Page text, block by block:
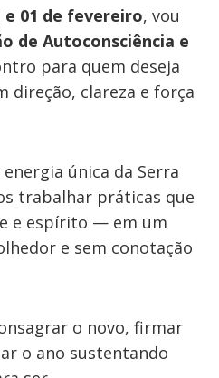
e 01 de fevereiro, vou
de Autoconsciência e
para quem deseja
direção, clareza e força
única da Serra
trabalhar práticas que
e espírito — em um
e sem conotação
o novo, firmar
o ano sustentando